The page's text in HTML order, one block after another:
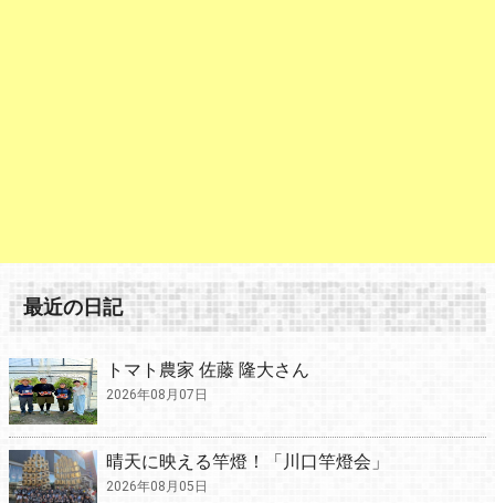
最近の日記
トマト農家 佐藤 隆大さん
2026年08月07日
晴天に映える竿燈！「川口竿燈会」
2026年08月05日